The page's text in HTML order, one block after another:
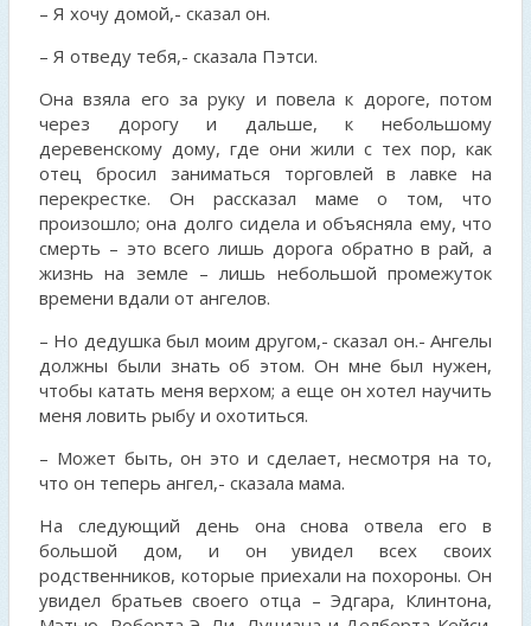
– Я хочу домой,- сказал он.
– Я отведу тебя,- сказала Пэтси.
Она взяла его за руку и повела к дороге, потом
через дорогу и дальше, к небольшому
деревенскому дому, где они жили с тех пор, как
отец бросил заниматься торговлей в лавке на
перекрестке. Он рассказал маме о том, что
произошло; она долго сидела и объясняла ему, что
смерть – это всего лишь дорога обратно в рай, а
жизнь на земле – лишь небольшой промежуток
времени вдали от ангелов.
– Но дедушка был моим другом,- сказал он.- Ангелы
должны были знать об этом. Он мне был нужен,
чтобы катать меня верхом; а еще он хотел научить
меня ловить рыбу и охотиться.
– Может быть, он это и сделает, несмотря на то,
что он теперь ангел,- сказала мама.
На следующий день она снова отвела его в
большой дом, и он увидел всех своих
родственников, которые приехали на похороны. Он
увидел братьев своего отца – Эдгара, Клинтона,